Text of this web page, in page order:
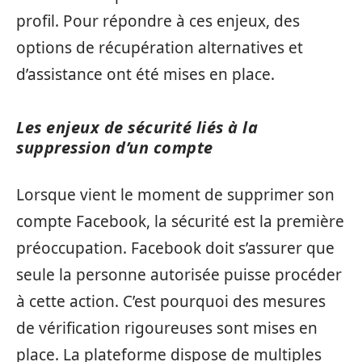
profil. Pour répondre à ces enjeux, des
options de récupération alternatives et
d’assistance ont été mises en place.
Les enjeux de sécurité liés à la
suppression d’un compte
Lorsque vient le moment de supprimer son
compte Facebook, la sécurité est la première
préoccupation. Facebook doit s’assurer que
seule la personne autorisée puisse procéder
à cette action. C’est pourquoi des mesures
de vérification rigoureuses sont mises en
place. La plateforme dispose de multiples